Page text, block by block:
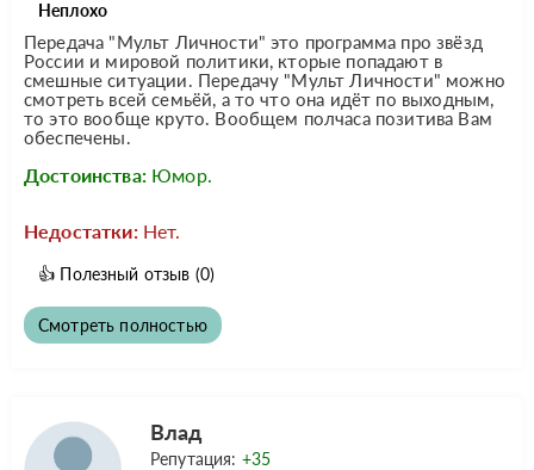
Неплохо
Передача "Мульт Личности" это программа про звёзд
России и мировой политики, кторые попадают в
смешные ситуации. Передачу "Мульт Личности" можно
смотреть всей семьёй, а то что она идёт по выходным,
то это вообще круто. Вообщем полчаса позитива Вам
обеспечены.
Достоинства: Юмор.
Недостатки: Нет.
👍 Полезный отзыв (0)
Смотреть полностью
Влад
Репутация: +35